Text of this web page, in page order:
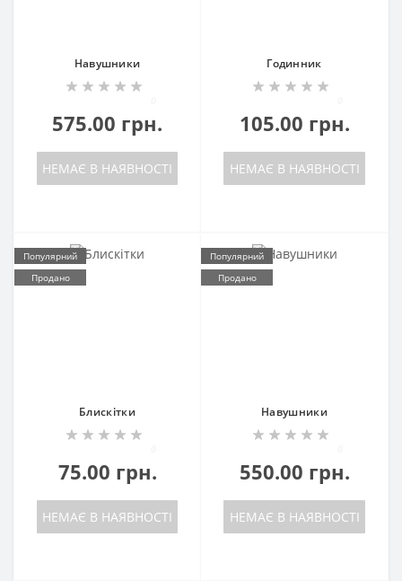
Навушники
575.00 грн.
НЕМАЄ В НАЯВНОСТІ
Годинник
105.00 грн.
НЕМАЄ В НАЯВНОСТІ
Популярний
Продано
Блискітки
75.00 грн.
НЕМАЄ В НАЯВНОСТІ
Популярний
Продано
Навушники
550.00 грн.
НЕМАЄ В НАЯВНОСТІ